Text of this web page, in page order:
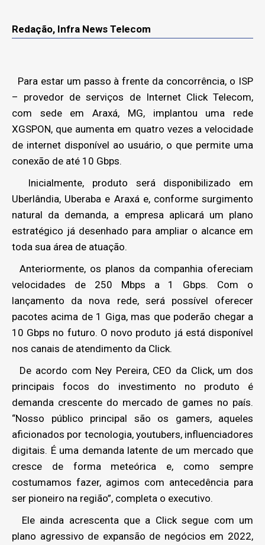
Redação, Infra News Telecom
Para estar um passo à frente da concorrência, o ISP
– provedor de serviços de Internet Click Telecom,
com sede em Araxá, MG, implantou uma rede
XGSPON, que aumenta em quatro vezes a velocidade
de internet disponível ao usuário, o que permite uma
conexão de até 10 Gbps.
Inicialmente, produto será disponibilizado em
Uberlândia, Uberaba e Araxá e, conforme surgimento
natural da demanda, a empresa aplicará um plano
estratégico já desenhado para ampliar o alcance em
toda sua área de atuação.
Anteriormente, os planos da companhia ofereciam
velocidades de 250 Mbps a 1 Gbps. Com o
lançamento da nova rede, será possível oferecer
pacotes acima de 1 Giga, mas que poderão chegar a
10 Gbps no futuro. O novo produto já está disponível
nos canais de atendimento da Click.
De acordo com Ney Pereira, CEO da Click, um dos
principais focos do investimento no produto é
demanda crescente do mercado de games no país.
“Nosso público principal são os gamers, aqueles
aficionados por tecnologia, youtubers, influenciadores
digitais. É uma demanda latente de um mercado que
cresce de forma meteórica e, como sempre
costumamos fazer, agimos com antecedência para
ser pioneiro na região”, completa o executivo.
Ele ainda acrescenta que a Click segue com um
plano agressivo de expansão de negócios em 2022,